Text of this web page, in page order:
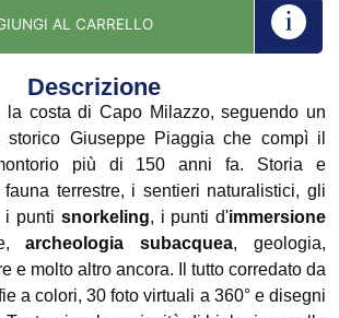
AL CARRELLO
Descrizione
la costa di Capo Milazzo, seguendo un
Giuseppe Piaggia che compì il
più di 150 anni fa. Storia e
fauna terrestre, i sentieri naturalistici, gli
i punti snorkeling, i punti d'immersione
archeologia subacquea, geologia,
e molto altro ancora. Il tutto corredato da
a colori, 30 foto virtuali a 360° e disegni